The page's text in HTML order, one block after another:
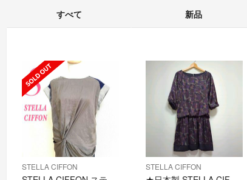
すべて 新品
STELLA CIFFON STELLA CIFFON